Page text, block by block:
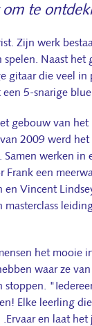
om te
Zijn werk
Naast het
gitaar die veel
5-snarige blue
gebouw van
2009 werd
werken in
een
Vincent
het mooie
waar ze
stoppen.
Elke leerling
en laat